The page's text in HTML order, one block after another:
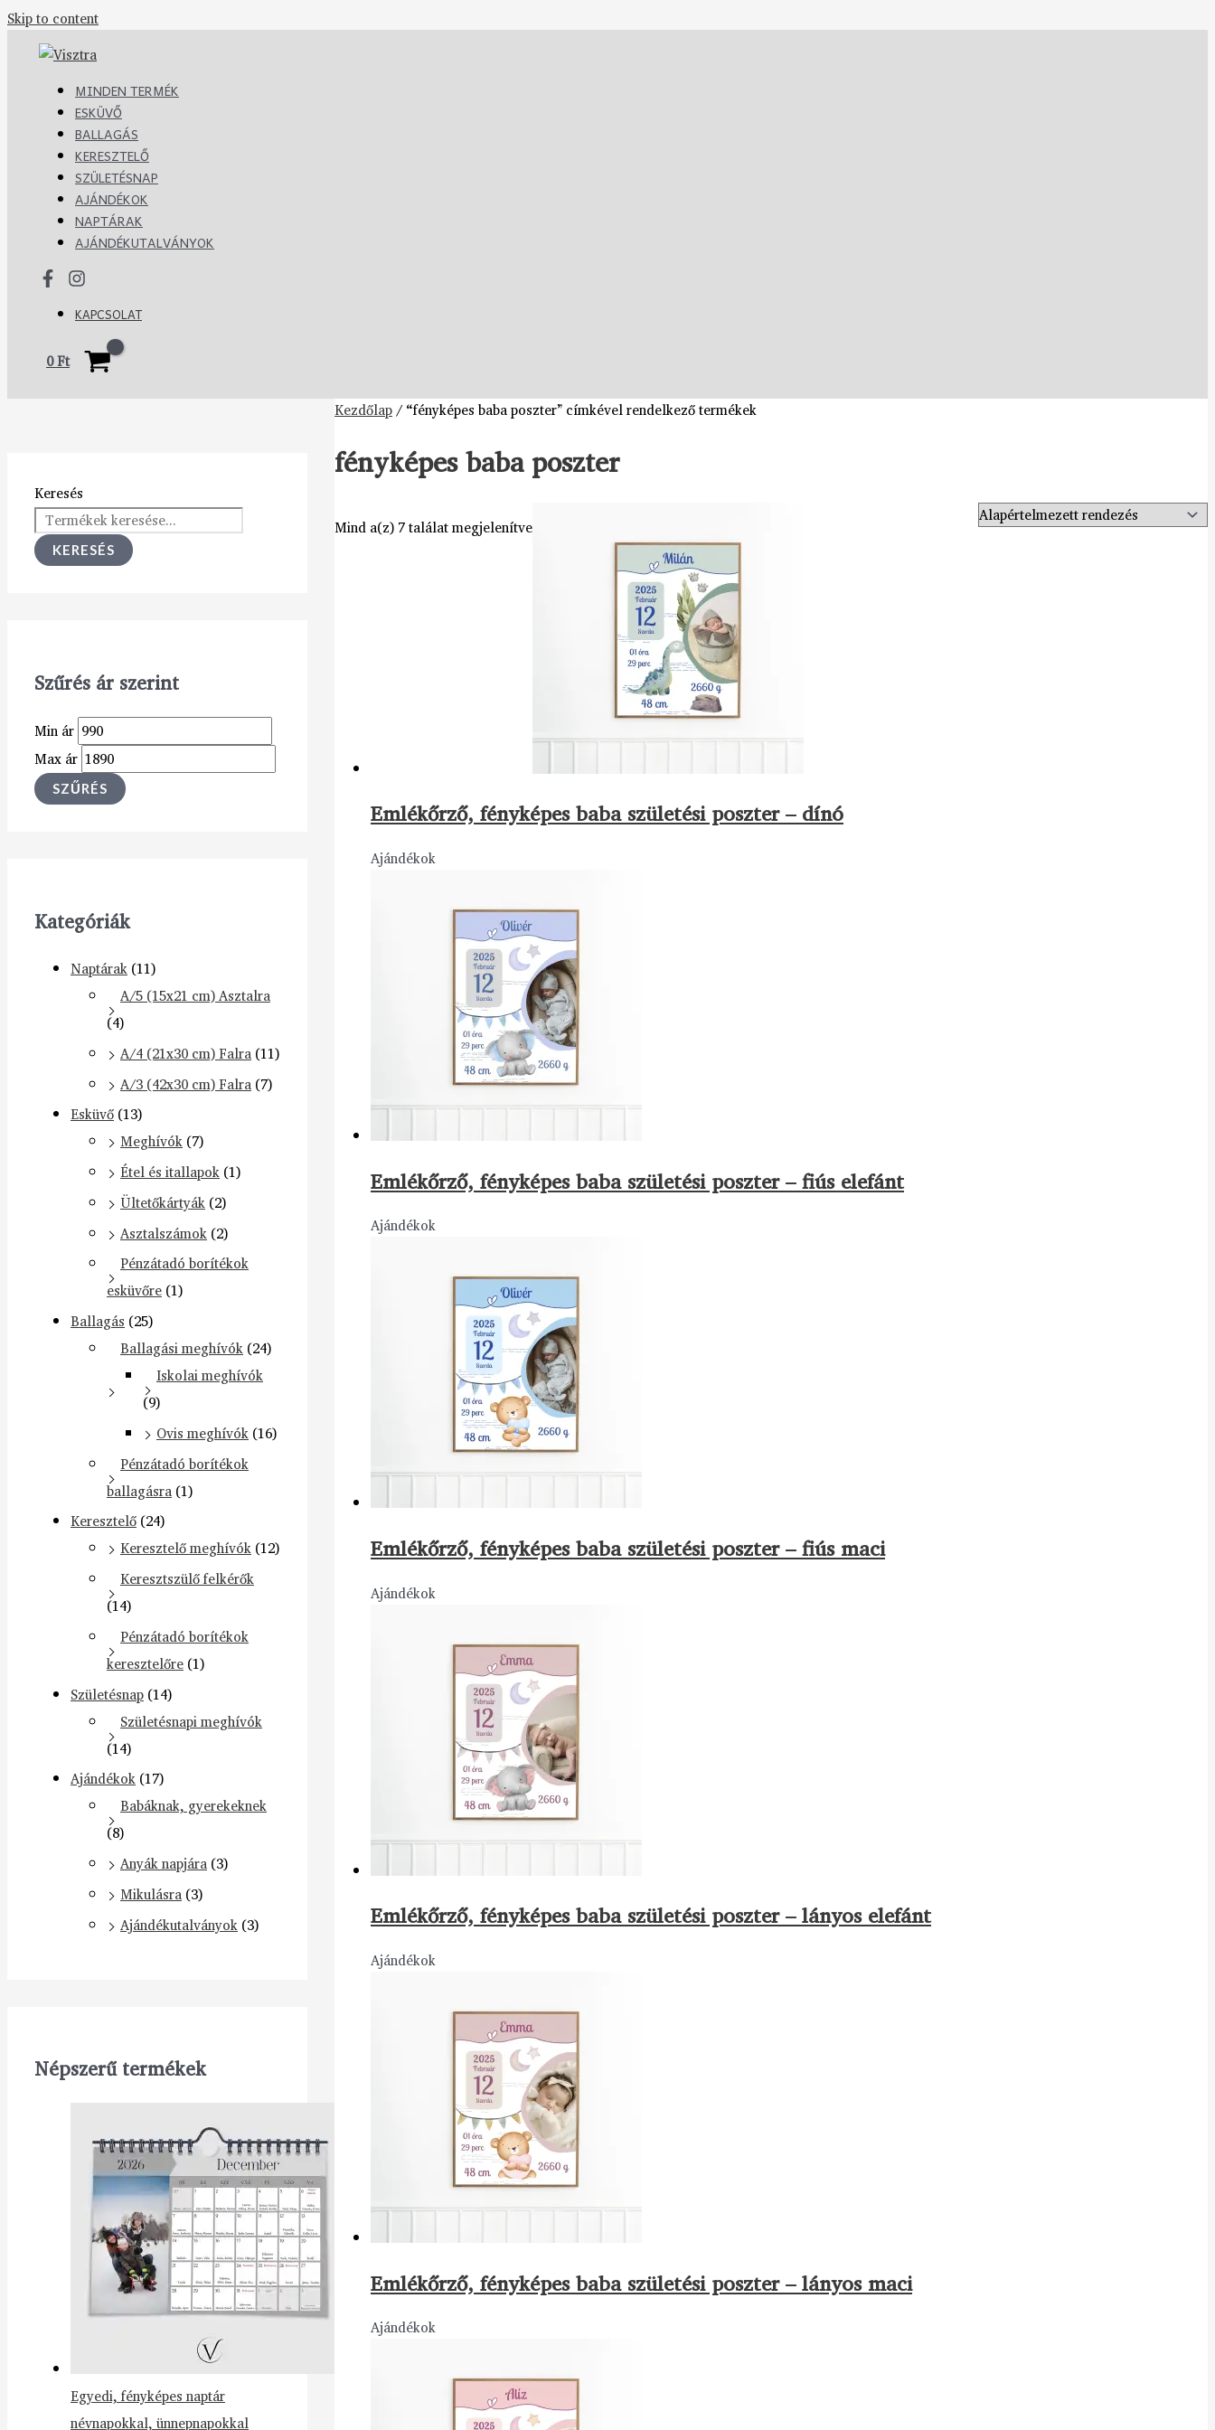
Skip to content
MINDEN TERMÉK
ESKÜVŐ
BALLAGÁS
KERESZTELŐ
SZÜLETÉSNAP
AJÁNDÉKOK
NAPTÁRAK
AJÁNDÉKUTALVÁNYOK
KAPCSOLAT
0Ft
Keresés
KERESÉS
Szűrés ár szerint
Min ár
Max ár
SZŰRÉS
Kategóriák
Naptárak (11)
A/5 (15x21 cm) Asztalra
(4)
A/4 (21x30 cm) Falra (11)
A/3 (42x30 cm) Falra (7)
Esküvő (13)
Meghívók (7)
Étel és itallapok (1)
Ültetőkártyák (2)
Asztalszámok (2)
Pénzátadó borítékok
esküvőre (1)
Ballagás (25)
Ballagási meghívók (24)
Iskolai meghívók
(9)
Ovis meghívók (16)
Pénzátadó borítékok
ballagásra (1)
Keresztelő (24)
Keresztelő meghívók (12)
Keresztszülő felkérők
(14)
Pénzátadó borítékok
keresztelőre (1)
Születésnap (14)
Születésnapi meghívók
(14)
Ajándékok (17)
Babáknak, gyerekeknek
(8)
Anyák napjára (3)
Mikulásra (3)
Ajándékutalványok (3)
Népszerű termékek
Egyedi, fényképes naptár
névnapokkal, ünnepnapokkal
Kezdőlap/ “fényképes baba poszter” címkével rendelkező termékek
fényképes baba poszter
Mind a(z) 7 találat megjelenítve
Emlékőrző, fényképes baba születési poszter – dínó
Ajándékok
Emlékőrző, fényképes baba születési poszter – fiús elefánt
Ajándékok
Emlékőrző, fényképes baba születési poszter – fiús maci
Ajándékok
Emlékőrző, fényképes baba születési poszter – lányos elefánt
Ajándékok
Emlékőrző, fényképes baba születési poszter – lányos maci
Ajándékok